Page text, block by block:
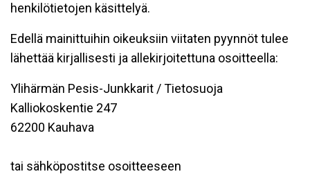
henkilötietojen käsittelyä.
Edellä mainittuihin oikeuksiin viitaten pyynnöt tulee
lähettää kirjallisesti ja allekirjoitettuna osoitteella:
Ylihärmän Pesis-Junkkarit / Tietosuoja
Kalliokoskentie 247
62200 Kauhava
tai sähköpostitse osoitteeseen